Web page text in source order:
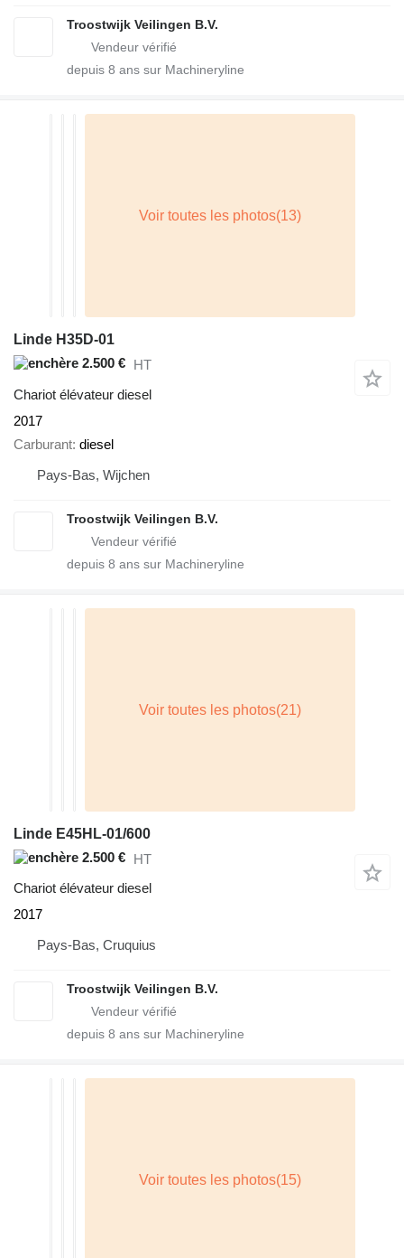
Troostwijk Veilingen B.V.
depuis 8 ans sur Machineryline
Linde H35D-01
2.500 € HT
Chariot élévateur diesel
2017
Carburant diesel
Pays-Bas, Wijchen
Troostwijk Veilingen B.V.
depuis 8 ans sur Machineryline
Linde E45HL-01/600
2.500 € HT
Chariot élévateur diesel
2017
Pays-Bas, Cruquius
Troostwijk Veilingen B.V.
depuis 8 ans sur Machineryline